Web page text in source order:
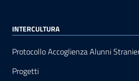
INTERCULTURA
Protocollo Accoglienza Alunni
Progetti